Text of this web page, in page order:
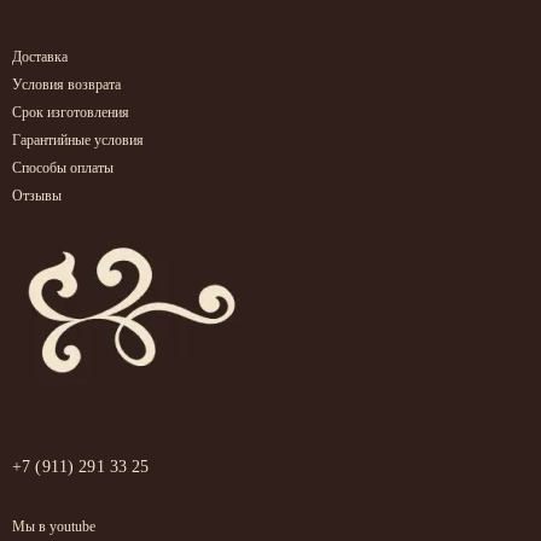
Доставка
Условия возврата
Срок изготовления
Гарантийные условия
Способы оплаты
Отзывы
+7 (911) 291 33 25
Мы в youtube